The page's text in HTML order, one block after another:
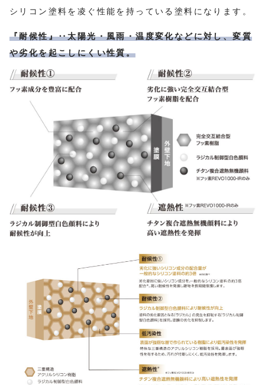
シリコン塗料を凌ぐ性能を持っている塗料になります。
『耐候性』‥太陽光・風雨・温度変化などに対し、変質
や劣化を起こしにくい性質。